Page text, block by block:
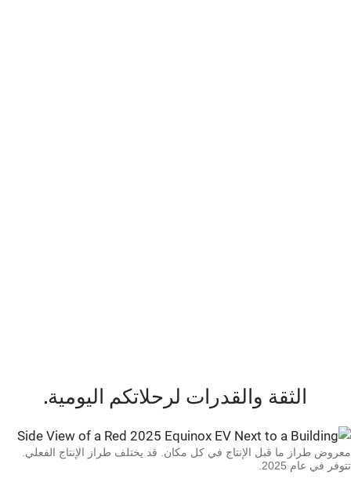
الثقة والقدرات لرحلاتكم اليومية.
طراز ما قبل الإنتاج في كل مكان. قد يختلف طراز الإنتاج الفعلي.
في عام 2025.